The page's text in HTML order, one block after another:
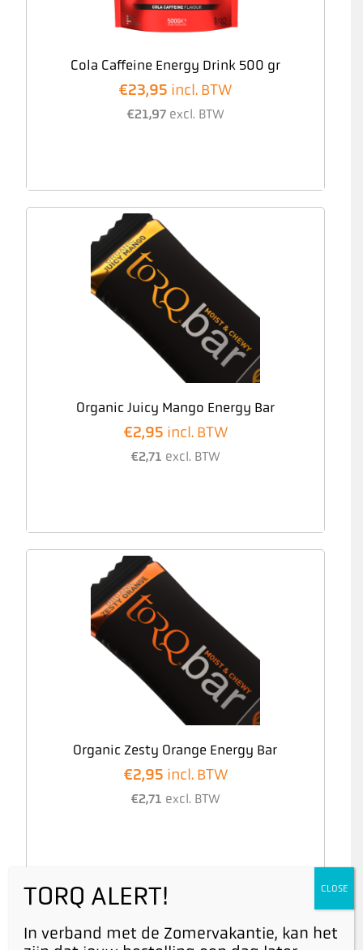
Cola Caffeine Energy Drink 500 gr
€23,95 incl. BTW
€21,97excl. BTW
Organic Juicy Mango Energy Bar
€2,95 incl. BTW
€2,71 excl. BTW
Organic Zesty Orange Energy Bar
€2,95 incl. BTW
€2,71 excl. BTW
TORQ ALERT!
In verband met de Zomervakantie, kan het
CLOSE